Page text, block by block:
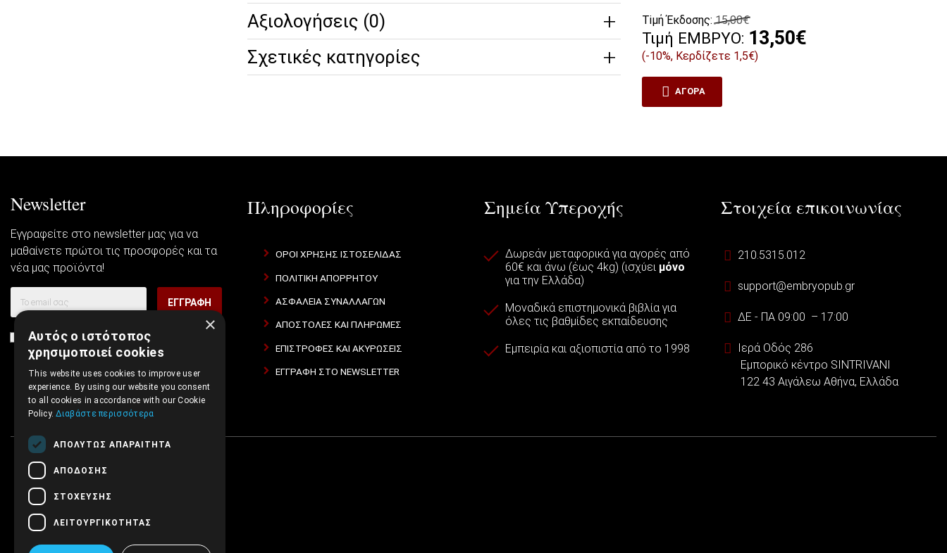
Αξιολογήσεις (0)
Σχετικές κατηγορίες
Tiμή Έκδοσης:15,00€
Τιμή ΕΜΒΡΥΟ: 13,50€
(-10%, Κερδίζετε 1,5€)
ΑΓΟΡΆ
Newsletter
Εγγραφείτε στο newsletter μας για να
μαθαίνετε πρώτοι τις προσφορές και τα
νέα μας προϊόντα!
ΕΓΓΡΑΦΉ
Συμφωνώ με τουςΌροι Χρήσης Ιστοσελίδας
Πολιτική Απορρήτου
Πληροφορίες
ΌΡΟΙ ΧΡΉΣΗΣ ΙΣΤΟΣΕΛΊΔΑΣ
ΠΟΛΙΤΙΚΉ ΑΠΟΡΡΉΤΟΥ
ΑΣΦΆΛΕΙΑ ΣΥΝΑΛΛΑΓΏΝ
ΑΠΟΣΤΟΛΈΣ ΚΑΙ ΠΛΗΡΩΜΈΣ
ΕΠΙΣΤΡΟΦΈΣ ΚΑΙ ΑΚΥΡΏΣΕΙΣ
ΕΓΓΡΑΦΉ ΣΤΟ NEWSLETTER
Σημεία Υπεροχής
Δωρεάν μεταφορικά για αγορές από
60€ και άνω (έως 4kg) (ισχύει μόνο
για την Ελλάδα)
Μοναδικά επιστημονικά βιβλία για
όλες τις βαθμίδες εκπαίδευσης
Εμπειρία και αξιοπιστία από το 1998
Στοιχεία επικοινωνίας
210.5315.012
support@embryopub.gr
ΔΕ - ΠΑ 09:00 – 17:00
Ιερά Οδός 286
Εμπορικό κέντρο SINTRIVANI
122 43 Αιγάλεω Αθήνα, Ελλάδα
×
Αυτός ο ιστότοπος
χρησιμοποιεί cookies
This website uses cookies to improve user
experience. By using our website you consent
to all cookies in accordance with our Cookie
Policy.Διαβάστε περισσότερα
ΑΠΟΛΎΤΩΣ ΑΠΑΡΑΊΤΗΤΑ
ΑΠΌΔΟΣΗΣ
ΣΤΌΧΕΥΣΗΣ
ΛΕΙΤΟΥΡΓΙΚΌΤΗΤΑΣ